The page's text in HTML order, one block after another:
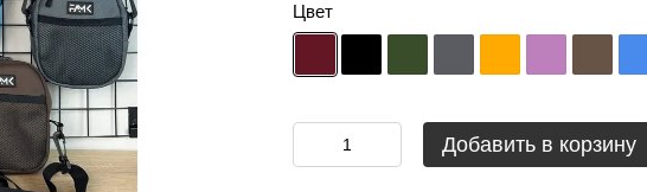
Цвет
Добавить в корзину